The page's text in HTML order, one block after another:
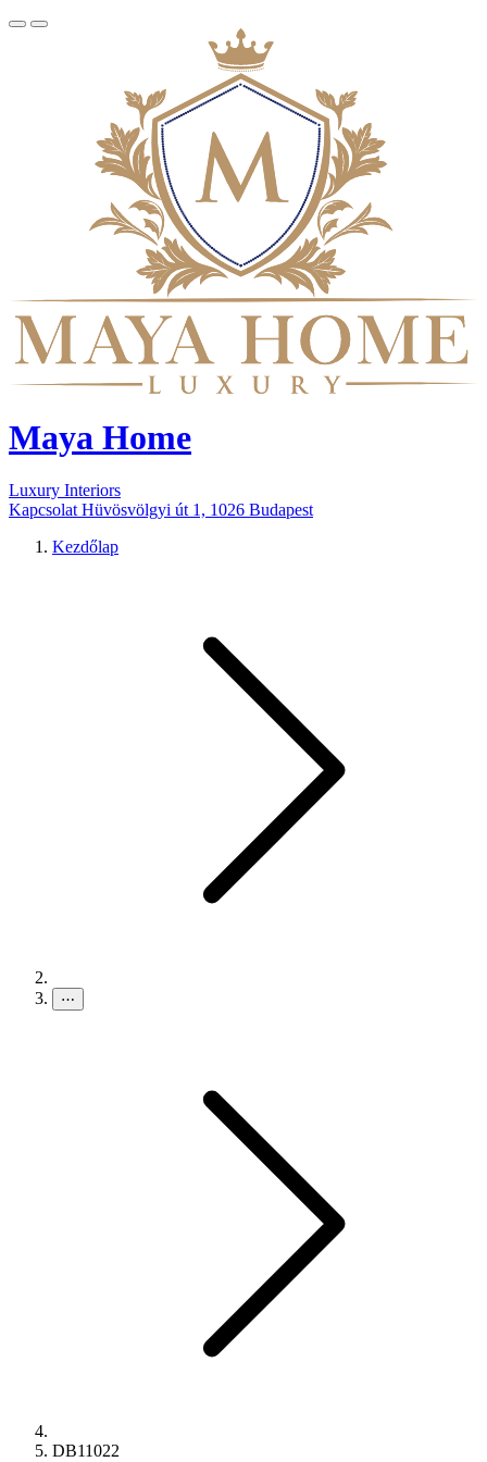
Maya Home
Luxury Interiors
Kapcsolat Hüvösvölgyi út 1, 1026 Budapest
Kezdőlap
⋯
DB11022